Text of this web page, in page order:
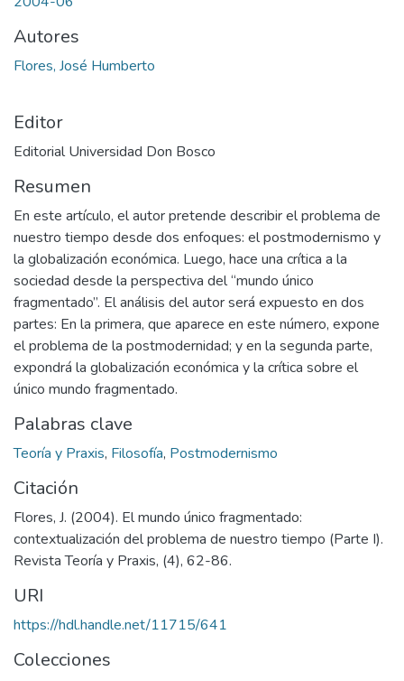
Autores
Flores, José Humberto
Editor
Editorial Universidad Don Bosco
Resumen
En este artículo, el autor pretende describir el problema de
nuestro tiempo desde dos enfoques: el postmodernismo y
la globalización económica. Luego, hace una crítica a la
sociedad desde la perspectiva del “mundo único
fragmentado”. El análisis del autor será expuesto en dos
partes: En la primera, que aparece en este número, expone
el problema de la postmodernidad; y en la segunda parte,
expondrá la globalización económica y la crítica sobre el
único mundo fragmentado.
Palabras clave
Teoría y Praxis, Filosofía, Postmodernismo
Citación
Flores, J. (2004). El mundo único fragmentado:
contextualización del problema de nuestro tiempo (Parte I).
Revista Teoría y Praxis, (4), 62-86.
URI
https://hdl.handle.net/11715/641
Colecciones